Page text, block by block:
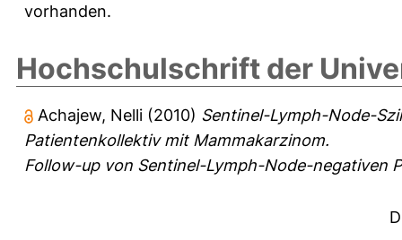
vorhanden.
Hochschulschrift der
Achajew, Nelli (2010) Sentinel-Lymph-Node-
Patientenkollektiv mit Mammakarzinom.
Follow-up von Sentinel-Lymph-Node-negativen